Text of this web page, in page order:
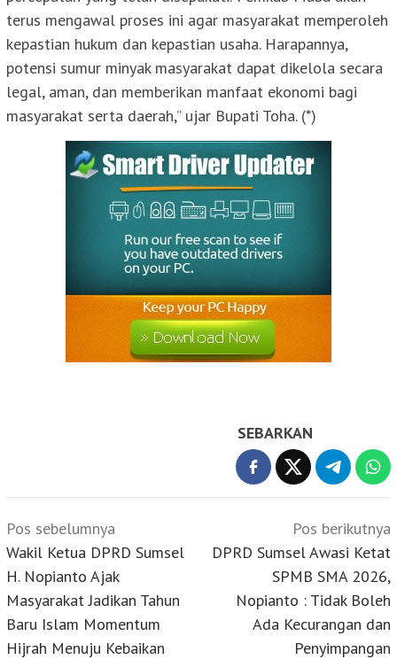
terus mengawal proses ini agar masyarakat memperoleh
kepastian hukum dan kepastian usaha. Harapannya,
potensi sumur minyak masyarakat dapat dikelola secara
legal, aman, dan memberikan manfaat ekonomi bagi
masyarakat serta daerah,” ujar Bupati Toha. (*)
SEBARKAN
Navigasi
pos
Pos sebelumnya
Wakil Ketua DPRD Sumsel
H. Nopianto Ajak
Masyarakat Jadikan Tahun
Baru Islam Momentum
Hijrah Menuju Kebaikan
Pos berikutnya
DPRD Sumsel Awasi Ketat
SPMB SMA 2026,
Nopianto : Tidak Boleh
Ada Kecurangan dan
Penyimpangan